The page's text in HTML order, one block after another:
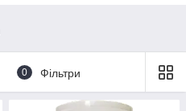
0 Фільтри